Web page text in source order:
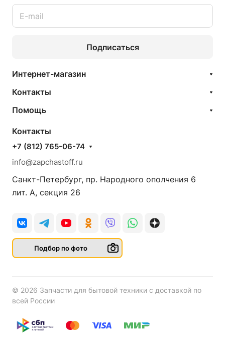
Подписаться
Интернет-магазин
Контакты
Помощь
Контакты
+7 (812) 765-06-74
info@zapchastoff.ru
Санкт-Петербург, пр. Народного ополчения 6
лит. А, секция 26
Подбор по фото
© 2026 Запчасти для бытовой техники с доставкой по
всей России